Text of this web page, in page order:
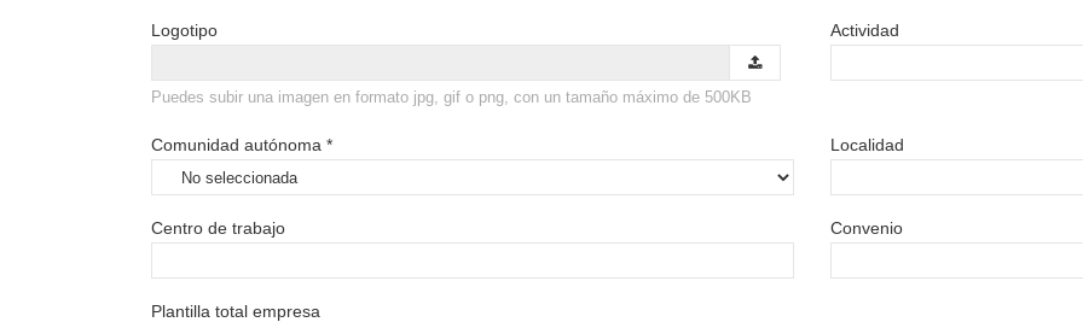
Logotipo
Puedes subir una imagen en formato jpg, gif o png, con un tamaño máximo de 500KB
Actividad
Comunidad autónoma * Localidad
Centro de trabajo Convenio
Plantilla total empresa